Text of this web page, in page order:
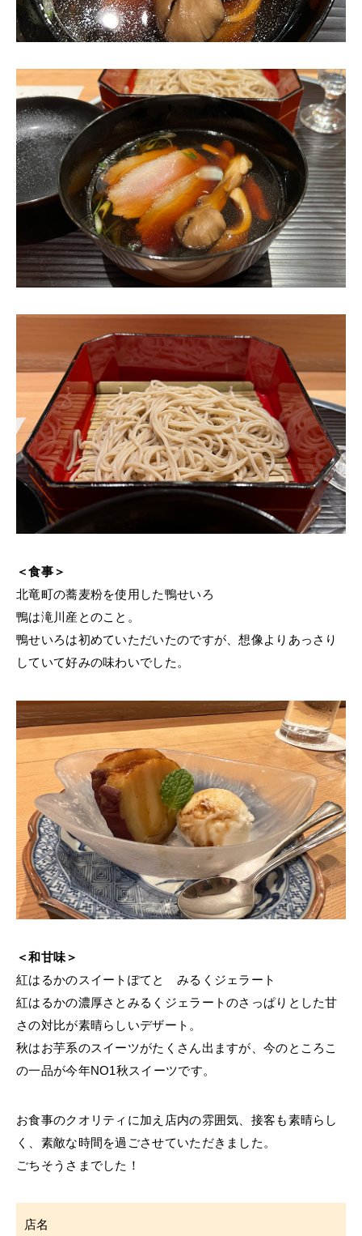
＜食事＞
北竜町の蕎麦粉を使用した鴨せいろ
鴨は滝川産とのこと。
鴨せいろは初めていただいたのですが、想像よりあっさり
していて好みの味わいでした。
＜和甘味＞
紅はるかのスイートぽてと みるくジェラート
紅はるかの濃厚さとみるくジェラートのさっぱりとした甘
さの対比が素晴らしいデザート。
秋はお芋系のスイーツがたくさん出ますが、今のところこ
の一品が今年NO1秋スイーツです。
お食事のクオリティに加え店内の雰囲気、接客も素晴らし
く、素敵な時間を過ごさせていただきました。
ごちそうさまでした！
店名